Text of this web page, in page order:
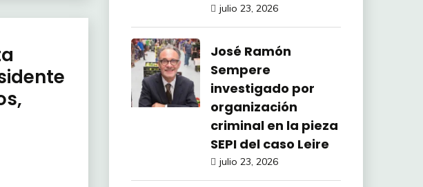
julio 23, 2026
José Ramón
Sempere
investigado por
organización
criminal en la pieza
SEPI del caso Leire
julio 23, 2026